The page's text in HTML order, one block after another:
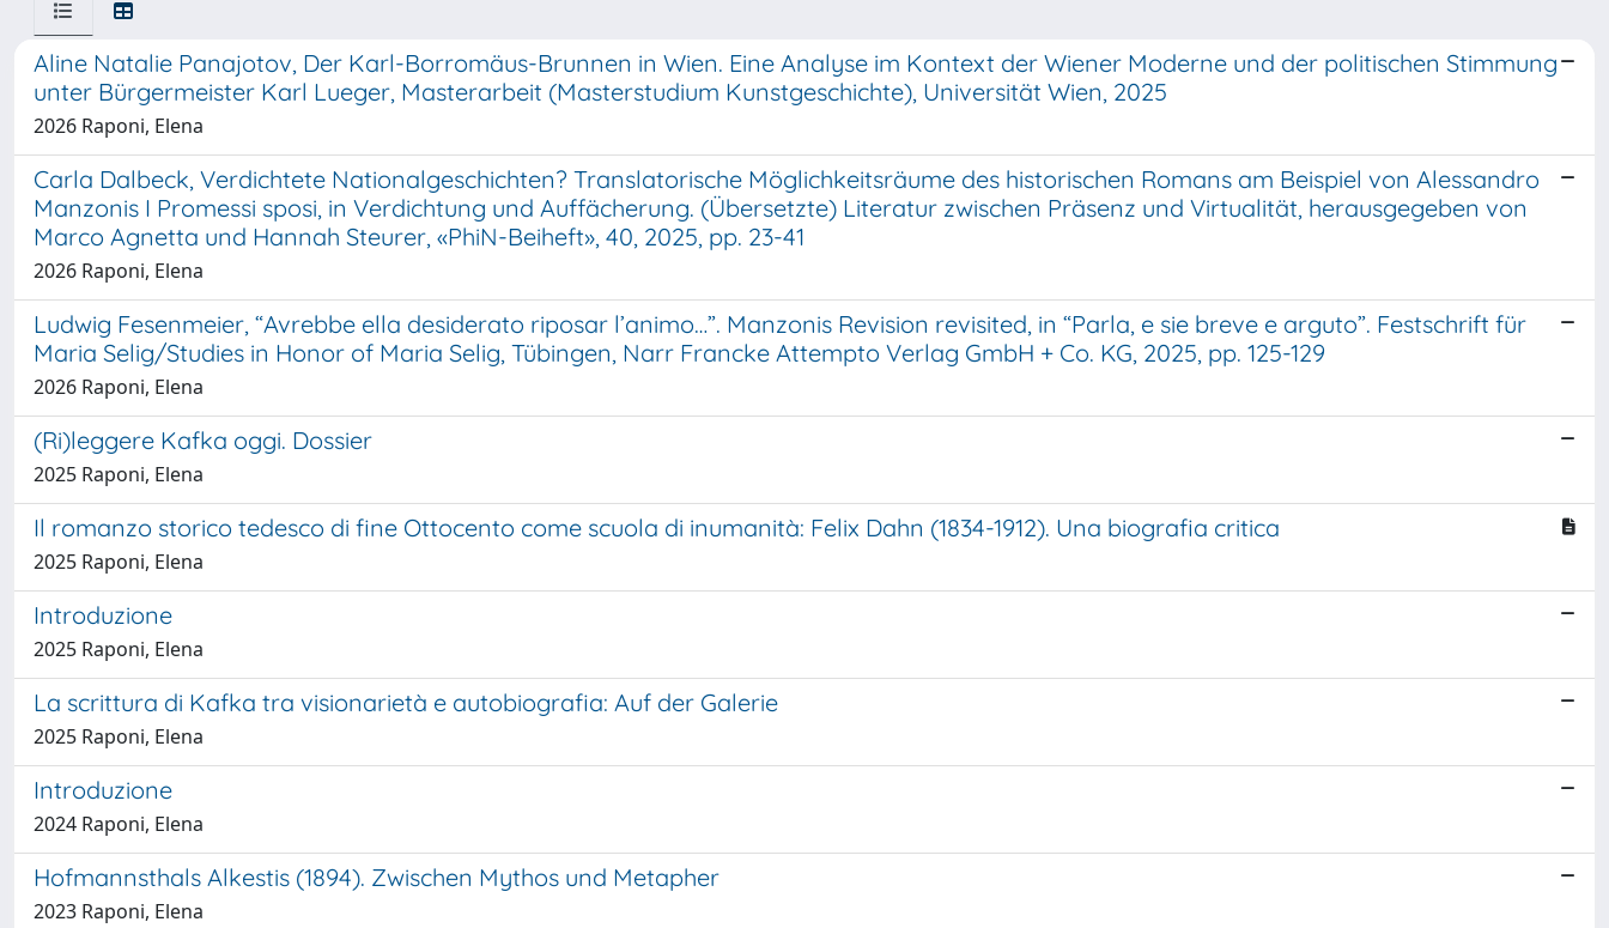
Aline Natalie Panajotov, Der Karl-Borromäus-Brunnen in Wien. Eine Analyse im Kontext der Wiener Moderne und der politischen Stimmung
unter Bürgermeister Karl Lueger, Masterarbeit (Masterstudium Kunstgeschichte), Universität Wien, 2025
2026 Raponi, Elena
Carla Dalbeck, Verdichtete Nationalgeschichten? Translatorische Möglichkeitsräume des historischen Romans am Beispiel von Alessandro
Manzonis I Promessi sposi, in Verdichtung und Auffächerung. (Übersetzte) Literatur zwischen Präsenz und Virtualität, herausgegeben von
Marco Agnetta und Hannah Steurer, «PhiN-Beiheft», 40, 2025, pp. 23-41
2026 Raponi, Elena
Ludwig Fesenmeier, “Avrebbe ella desiderato riposar l’animo…”. Manzonis Revision revisited, in “Parla, e sie breve e arguto”. Festschrift für
Maria Selig/Studies in Honor of Maria Selig, Tübingen, Narr Francke Attempto Verlag GmbH + Co. KG, 2025, pp. 125-129
2026 Raponi, Elena
(Ri)leggere Kafka oggi. Dossier
2025 Raponi, Elena
Il romanzo storico tedesco di fine Ottocento come scuola di inumanità: Felix Dahn (1834-1912). Una biografia critica
2025 Raponi, Elena
Introduzione
2025 Raponi, Elena
La scrittura di Kafka tra visionarietà e autobiografia: Auf der Galerie
2025 Raponi, Elena
Introduzione
2024 Raponi, Elena
Hofmannsthals Alkestis (1894). Zwischen Mythos und Metapher
2023 Raponi, Elena